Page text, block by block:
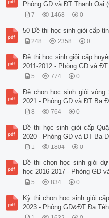
Phòng GD và ĐT Thanh Oai
7 1468 0
50 Đề thi học sinh giỏi cấp
248 2358 0
Đề thi học sinh giỏi cấp
2011-2012 - Phòng GD và
5 774 0
Đề chọn học sinh giỏi vòng
2021 - Phòng GD và ĐT Ba
8 764 0
Đề thi học sinh giỏi cấp
2020 - Phòng GD và ĐT Ba
1 1804 0
Đề thi chọn học sinh giỏi
học 2016-2017 - Phòng GD
5 834 0
Kỳ thi chọn học sinh giỏi
2023 - Phòng GD&ĐT Đạ Tẻh